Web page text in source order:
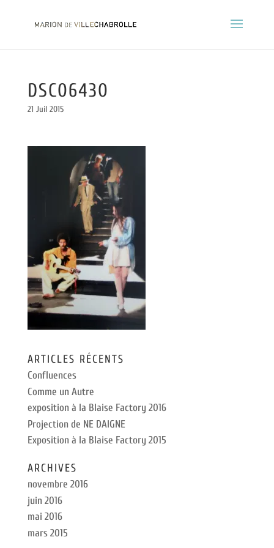
DSC06430
21 Juil 2015
ARTICLES RÉCENTS
Confluences
Comme un Autre
exposition à la Blaise Factory 2016
Projection de NE DAIGNE
Exposition à la Blaise Factory 2015
ARCHIVES
novembre 2016
juin 2016
mai 2016
mars 2015